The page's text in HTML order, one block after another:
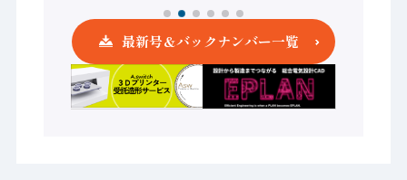
最新号＆バックナンバー一覧